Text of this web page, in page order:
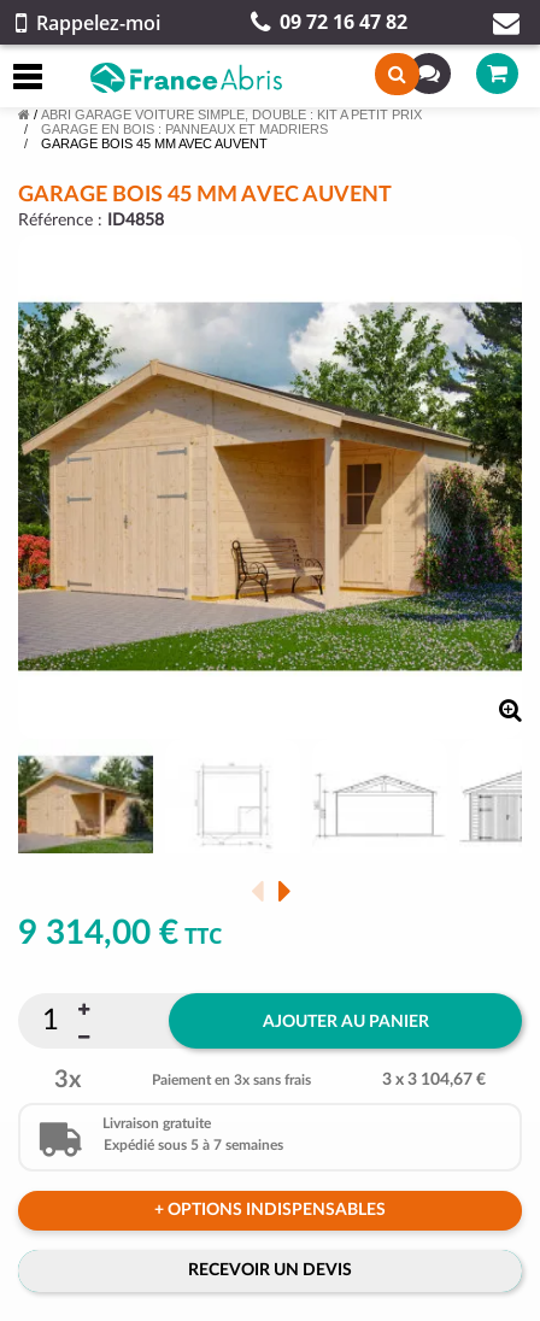
Rappelez-moi 09 72 16 47 82
/ ABRI GARAGE VOITURE SIMPLE, DOUBLE : KIT A PETIT PRIX
GARAGE EN BOIS : PANNEAUX ET MADRIERS
GARAGE BOIS 45 MM AVEC AUVENT
GARAGE BOIS 45 MM AVEC AUVENT
Référence : ID4858
9 314,00 € TTC
AJOUTER AU PANIER
3x Paiement en 3x sans frais 3 x 3 104,67 €
Livraison gratuite
Expédié sous 5 à 7 semaines
+ OPTIONS INDISPENSABLES
RECEVOIR UN DEVIS